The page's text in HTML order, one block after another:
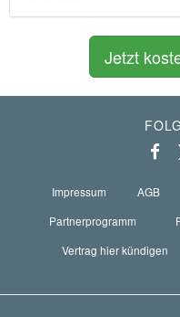
Jetzt
Impressum AGB
Partnerprogramm
Vertrag hier kündigen